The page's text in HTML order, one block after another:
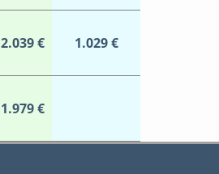
2.039 € 1.029 €
1.979 €